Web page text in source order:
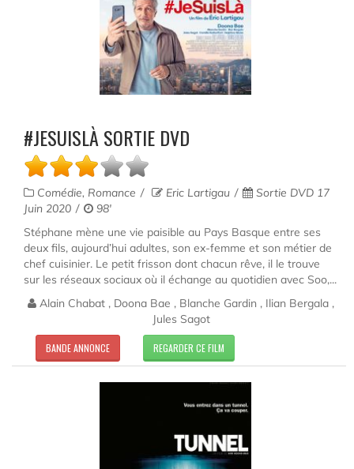
#JESUISLÀ SORTIE DVD
Comédie, Romance Eric Lartigau
Sortie DVD 17
Juin 2020
98'
Stéphane mène une vie paisible au Pays Basque entre ses
deux fils, aujourd’hui adultes, son ex-femme et son métier de
chef cuisinier. Le petit frisson dont chacun rêve, il le trouve
sur les réseaux sociaux où il échange au quotidien avec Soo,...
Alain Chabat , Doona Bae , Blanche Gardin , Ilian Bergala ,
Jules Sagot
BANDE ANNONCE REGARDER CE FILM